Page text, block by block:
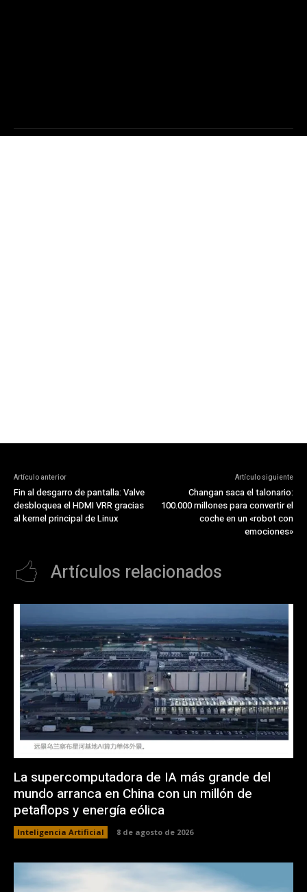
Artículo anterior
Fin al desgarro de pantalla: Valve
desbloquea el HDMI VRR gracias
al kernel principal de Linux
Artículo siguiente
Changan saca el talonario:
100.000 millones para convertir el
coche en un «robot con
emociones»
Artículos relacionados
La supercomputadora de IA más grande del
mundo arranca en China con un millón de
petaflops y energía eólica
Inteligencia Artificial 8 de agosto de 2026